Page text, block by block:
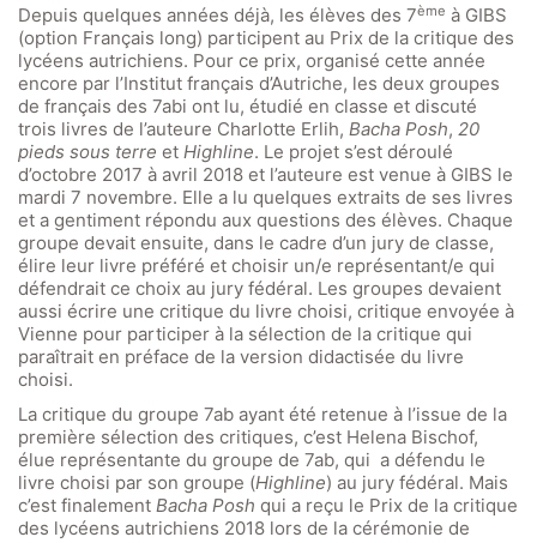
Depuis quelques années déjà, les élèves des 7ème à GIBS
(option Français long) participent au Prix de la critique des
lycéens autrichiens. Pour ce prix, organisé cette année
encore par l’Institut français d’Autriche, les deux groupes
de français des 7abi ont lu, étudié en classe et discuté
trois livres de l’auteure Charlotte Erlih, Bacha Posh, 20
pieds sous terre et Highline. Le projet s’est déroulé
d’octobre 2017 à avril 2018 et l’auteure est venue à GIBS le
mardi 7 novembre. Elle a lu quelques extraits de ses livres
et a gentiment répondu aux questions des élèves. Chaque
groupe devait ensuite, dans le cadre d’un jury de classe,
élire leur livre préféré et choisir un/e représentant/e qui
défendrait ce choix au jury fédéral. Les groupes devaient
aussi écrire une critique du livre choisi, critique envoyée à
Vienne pour participer à la sélection de la critique qui
paraîtrait en préface de la version didactisée du livre
choisi.
La critique du groupe 7ab ayant été retenue à l’issue de la
première sélection des critiques, c’est Helena Bischof,
élue représentante du groupe de 7ab, qui a défendu le
livre choisi par son groupe (Highline) au jury fédéral. Mais
c’est finalement Bacha Posh qui a reçu le Prix de la critique
des lycéens autrichiens 2018 lors de la cérémonie de
Quick Links
Webuntis